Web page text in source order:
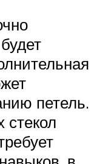
петель.
стекол